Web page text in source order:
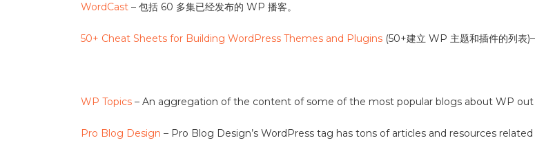
WordCast – 包括 60 多集已经发布的 WP 播客。
50+ Cheat Sheets for Building WordPress Themes and Plugins (50+建立 WP 主题和插件的列表
WP Topics – An aggregation of the content of some of the most popular blogs about WP out
Pro Blog Design – Pro Blog Design’s WordPress tag has tons of articles and resources